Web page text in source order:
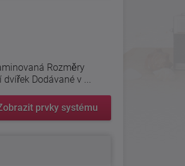
Rozměry
Dodávané v ...
prvky systému